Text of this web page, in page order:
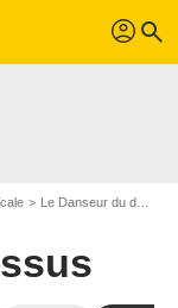
profil search
Le Danseur du dessus